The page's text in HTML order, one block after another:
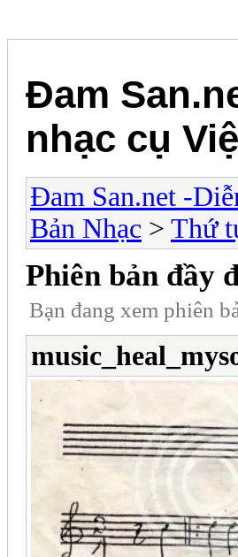
Đam
nhạc cụ
Đam San.net -
Bản Nhạc > Thứ
Phiên bản đầy
Bạn đang xem phiên